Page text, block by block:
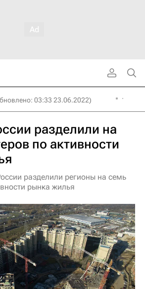
03:33 23.06.2022)
разделили на
по активности
разделили регионы на семь
рынка жилья